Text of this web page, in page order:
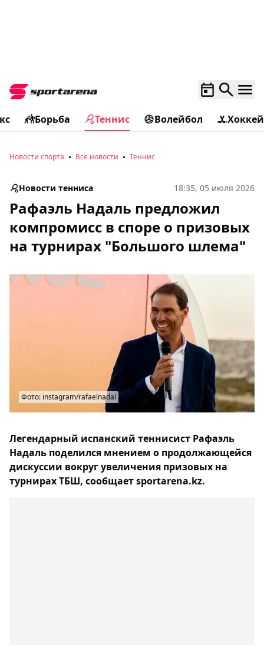
Борьба Теннис Волейбол Хоккей
Новости спорта Все новости Теннис
Новости тенниса 18:35, 05 июля 2026
Рафаэль Надаль предложил
компромисс в споре о призовых
на турнирах "Большого шлема"
Фото: instagram/rafaelnadal
Легендарный испанский теннисист Рафаэль
Надаль поделился мнением о продолжающейся
дискуссии вокруг увеличения призовых на
турнирах ТБШ, сообщает sportarena.kz.